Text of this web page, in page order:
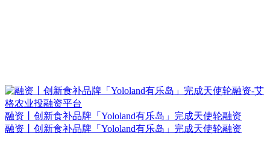
融资丨创新食补品牌「Yololand有乐岛」完成天使轮融资
融资丨创新食补品牌「Yololand有乐岛」完成天使轮融资